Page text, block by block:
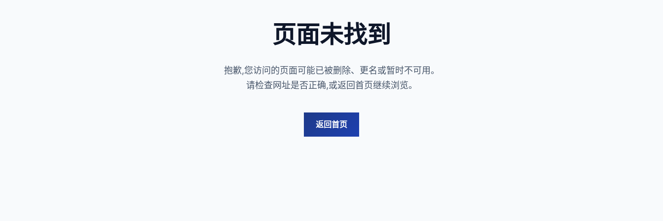
页面未找到
抱歉,您访问的页面可能已被删除、更名或暂时不可用。
请检查网址是否正确,或返回首页继续浏览。
返回首页